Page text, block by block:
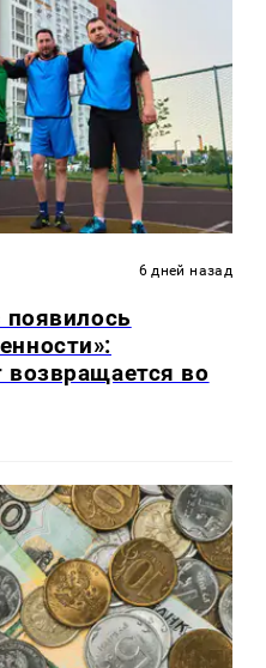
6 дней назад
появилось
возвращается во